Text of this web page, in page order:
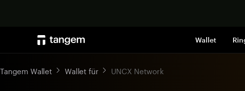
Wallet
Tangem Wallet Wallet für UNCX Network